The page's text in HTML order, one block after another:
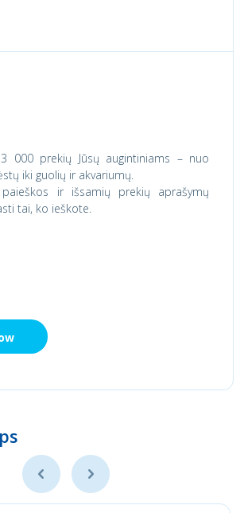
000 prekių Jūsų augintiniams – nuo
iki guolių ir akvariumų.
ir išsamių prekių aprašymų
tai, ko ieškote.